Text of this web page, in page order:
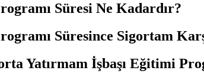
Süresi Ne Kadardır?
Süresince Sigortam
Yatırmam İşbaşı Eğitimi